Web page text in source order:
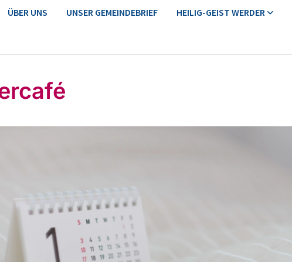
ÜBER UNS UNSER GEMEINDEBRIEF HEILIG-GEIST WERDER